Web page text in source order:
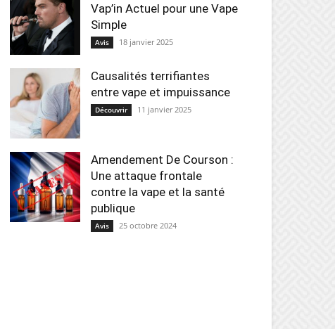
Vap’in Actuel pour une Vape
Simple
Avis 18 janvier 2025
Causalités terrifiantes
entre vape et impuissance
Découvrir 11 janvier 2025
Amendement De Courson :
Une attaque frontale
contre la vape et la santé
publique
Avis 25 octobre 2024